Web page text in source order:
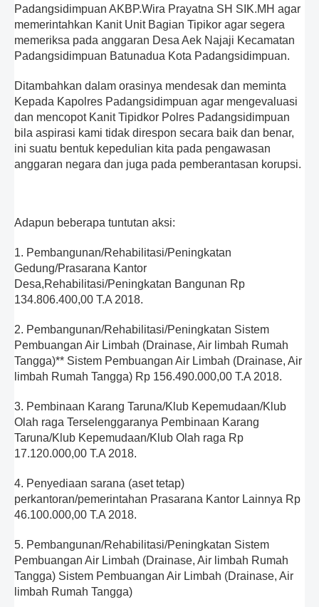
Padangsidimpuan AKBP.Wira Prayatna SH SIK.MH agar
memerintahkan Kanit Unit Bagian Tipikor agar segera
memeriksa pada anggaran Desa Aek Najaji Kecamatan
Padangsidimpuan Batunadua Kota Padangsidimpuan.
Ditambahkan dalam orasinya mendesak dan meminta
Kepada Kapolres Padangsidimpuan agar mengevaluasi
dan mencopot Kanit Tipidkor Polres Padangsidimpuan
bila aspirasi kami tidak direspon secara baik dan benar,
ini suatu bentuk kepedulian kita pada pengawasan
anggaran negara dan juga pada pemberantasan korupsi.
Adapun beberapa tuntutan aksi:
1. Pembangunan/Rehabilitasi/Peningkatan
Gedung/Prasarana Kantor
Desa,Rehabilitasi/Peningkatan Bangunan Rp
134.806.400,00 T.A 2018.
2. Pembangunan/Rehabilitasi/Peningkatan Sistem
Pembuangan Air Limbah (Drainase, Air limbah Rumah
Tangga)** Sistem Pembuangan Air Limbah (Drainase, Air
limbah Rumah Tangga) Rp 156.490.000,00 T.A 2018.
3. Pembinaan Karang Taruna/Klub Kepemudaan/Klub
Olah raga Terselenggaranya Pembinaan Karang
Taruna/Klub Kepemudaan/Klub Olah raga Rp
17.120.000,00 T.A 2018.
4. Penyediaan sarana (aset tetap)
perkantoran/pemerintahan Prasarana Kantor Lainnya Rp
46.100.000,00 T.A 2018.
5. Pembangunan/Rehabilitasi/Peningkatan Sistem
Pembuangan Air Limbah (Drainase, Air limbah Rumah
Tangga) Sistem Pembuangan Air Limbah (Drainase, Air
limbah Rumah Tangga)